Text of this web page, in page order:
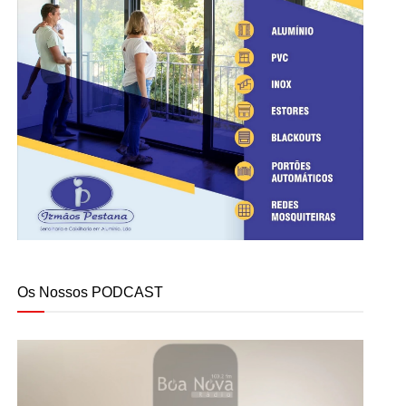
Os Nossos PODCAST